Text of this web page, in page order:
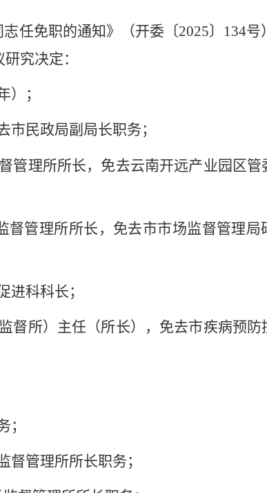
任免职的通知》（开委〔2025〕 134号
究决定：
）；
民政局副局长职务；
管理所所长，免去云南开远产业园区管
督管理所所长，免去市市场监督管理局
进科科长；
督所）主任（所长），免去市疾病预防
；
督管理所所长职务；